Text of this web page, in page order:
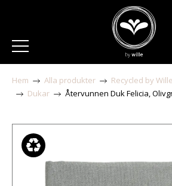
Hem Alla produkter Recycled by Wille
Dukar
Återvunnen Duk Felicia,